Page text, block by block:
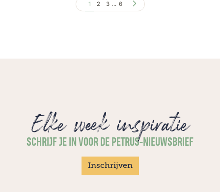
1 2 3 ... 6
Elke week inspiratie
SCHRIJF JE IN VOOR DE PETRUS-NIEUWSBRIEF
Inschrijven